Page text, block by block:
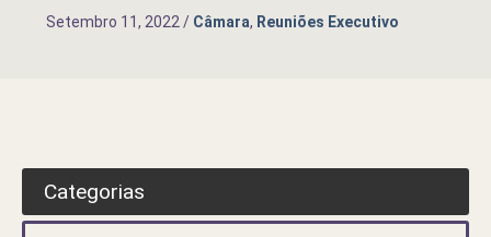
Setembro 11, 2022 / Câmara, Reuniões Executivo
Categorias